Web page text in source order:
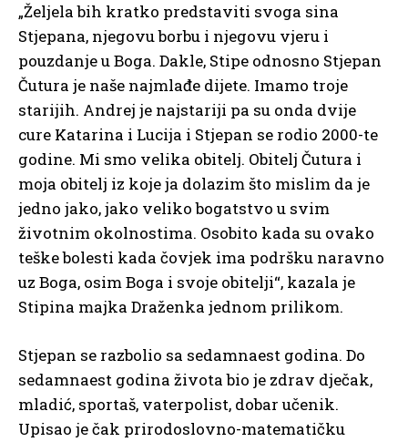
„Željela bih kratko predstaviti svoga sina
Stjepana, njegovu borbu i njegovu vjeru i
pouzdanje u Boga. Dakle, Stipe odnosno Stjepan
Čutura je naše najmlađe dijete. Imamo troje
starijih. Andrej je najstariji pa su onda dvije
cure Katarina i Lucija i Stjepan se rodio 2000-te
godine. Mi smo velika obitelj. Obitelj Čutura i
moja obitelj iz koje ja dolazim što mislim da je
jedno jako, jako veliko bogatstvo u svim
životnim okolnostima. Osobito kada su ovako
teške bolesti kada čovjek ima podršku naravno
uz Boga, osim Boga i svoje obitelji“, kazala je
Stipina majka Draženka jednom prilikom.
Stjepan se razbolio sa sedamnaest godina. Do
sedamnaest godina života bio je zdrav dječak,
mladić, sportaš, vaterpolist, dobar učenik.
Upisao je čak prirodoslovno-matematičku